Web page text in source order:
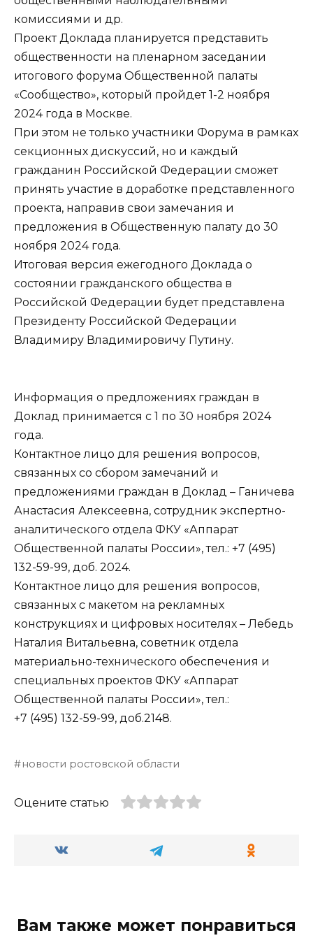
комиссиями и др.
Проект Доклада планируется представить
общественности на пленарном заседании
итогового форума Общественной палаты
«Сообщество», который пройдет 1-2 ноября
2024 года в Москве.
При этом не только участники Форума в рамках
секционных дискуссий, но и каждый
гражданин Российской Федерации сможет
принять участие в доработке представленного
проекта, направив свои замечания и
предложения в Общественную палату до 30
ноября 2024 года.
Итоговая версия ежегодного Доклада о
состоянии гражданского общества в
Российской Федерации будет представлена
Президенту Российской Федерации
Владимиру Владимировичу Путину.
Информация о предложениях граждан в
Доклад принимается с 1 по 30 ноября 2024
года.
Контактное лицо для решения вопросов,
связанных со сбором замечаний и
предложениями граждан в Доклад – Ганичева
Анастасия Алексеевна, сотрудник экспертно-
аналитического отдела ФКУ «Аппарат
Общественной палаты России», тел.: +7 (495)
132-59-99, доб. 2024.
Контактное лицо для решения вопросов,
связанных с макетом на рекламных
конструкциях и цифровых носителях – Лебедь
Наталия Витальевна, советник отдела
материально-технического обеспечения и
специальных проектов ФКУ «Аппарат
Общественной палаты России», тел.:
+7 (495) 132-59-99, доб.2148.
новости ростовской области
Оцените статью
Вам также может понравиться